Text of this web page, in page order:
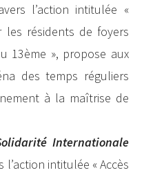
l’action intitulée «
les résidents de foyers
13ème », propose aux
des temps réguliers
à la maîtrise de
Internationale
l’action intitulée « Accès